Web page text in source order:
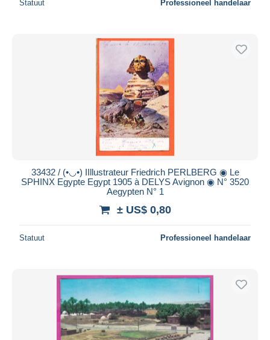
Statuut Professioneel handelaar
33432 / (•◡•) IIllustrateur Friedrich PERLBERG ◉ Le
SPHINX Egypte Egypt 1905 à DELYS Avignon ◉ N° 3520
Aegypten N° 1
± US$ 0,80
Statuut Professioneel handelaar